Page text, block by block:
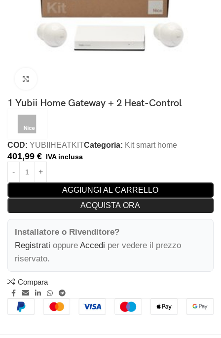
1 Yubii Home Gateway + 2 Heat-Control
COD: YUBIIHEATKITCategoria: Kit smart home
401,99 € IVA inclusa
AGGIUNGI AL CARRELLO
ACQUISTA ORA
Installatore o Rivenditore?
Registrati oppure Accedi per vedere il prezzo
riservato.
Compara